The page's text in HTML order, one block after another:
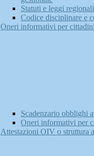
Statuti e leggi regionali
Codice disciplinare e
Oneri informativi per
Scadenzario obblighi
Oneri informativi per
Attestazioni OIV o struttura